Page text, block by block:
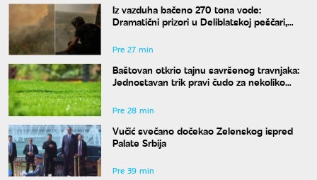
Iz vazduha bačeno 270 tona vode:
Dramatični prizori u Deliblatskoj peščari,
stihijom
Pre 27 min
Baštovan otkrio tajnu savršenog travnjaka:
Jednostavan trik pravi čudo za nekoliko
Pre 28 min
Vučić svečano dočekao Zelenskog ispred
Palate Srbija
Pre 39 min